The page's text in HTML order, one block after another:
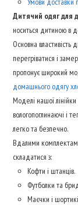
Дитячий одяг для
носиться дитиною в
Основна властивість
перегріватися і
пропонує широкий
домашнього одягу
Моделі нашої
вологопоглинаючі і
легко та безпечно.
Вдалими
складатися з:
Кофти і штанців.
Футболки та
Маєчки і